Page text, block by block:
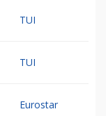
TUI
TUI
Eurostar